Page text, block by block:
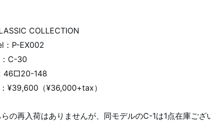
COLLECTION
：P-EX002
C-30
46□20-148
¥39,600（¥36,000+tax）
の再入荷はありませんが、同モデルのC-1は1点在庫ござ